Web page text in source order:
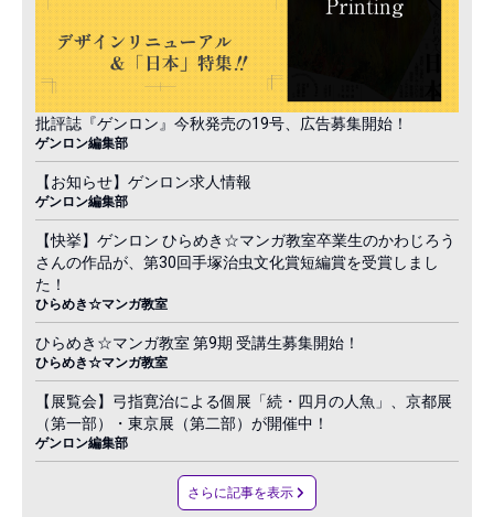
批評誌『ゲンロン』今秋発売の19号、広告募集開始！
ゲンロン編集部
【お知らせ】ゲンロン求人情報
ゲンロン編集部
【快挙】ゲンロン ひらめき☆マンガ教室卒業生のかわじろう
さんの作品が、第30回手塚治虫文化賞短編賞を受賞しまし
た！
ひらめき☆マンガ教室
ひらめき☆マンガ教室 第9期 受講生募集開始！
ひらめき☆マンガ教室
【展覧会】弓指寛治による個展「続・四月の人魚」、京都展
（第一部）・東京展（第二部）が開催中！
ゲンロン編集部
さらに記事を表示